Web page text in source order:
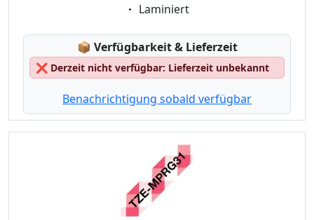
Eigenschaft:
Laminiert
📦 Lagerstatus:
Verfügbarkeit & Lieferzeit
❌ Derzeit nicht verfügbar: Lieferzeit unbekannt
Benachrichtigung sobald verfügbar